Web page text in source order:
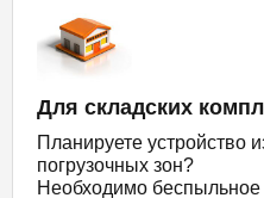
Для складских
Планируете устройство
погрузочных зон?
Необходимо